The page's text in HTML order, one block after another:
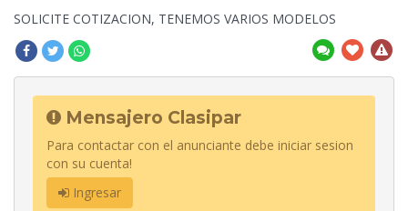
SOLICITE COTIZACION, TENEMOS VARIOS MODELOS
Mensajero Clasipar
Para contactar con el anunciante debe iniciar sesion
con su cuenta!
Ingresar